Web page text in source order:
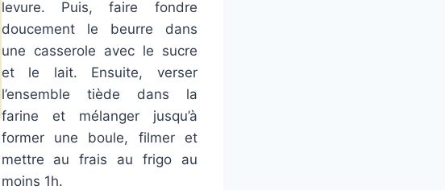
levure. Puis, faire fondre
doucement le beurre dans
une casserole avec le sucre
et le lait. Ensuite, verser
l’ensemble tiède dans la
farine et mélanger jusqu’à
former une boule, filmer et
mettre au frais au frigo au
moins 1h.